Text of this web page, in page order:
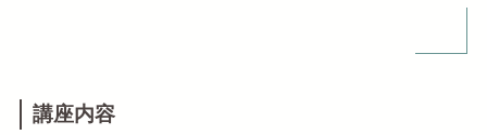
講座内容